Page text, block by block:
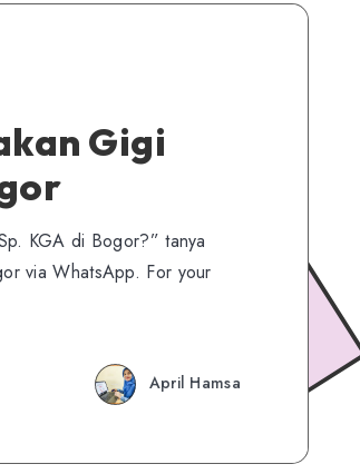
Gigi
KGA di Bogor?” tanya
via WhatsApp. For your
April Hamsa